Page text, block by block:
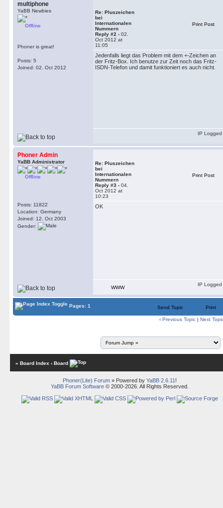
multiphone
YaBB Newbies
Offline
Phoner is great!
Posts: 5
Joined: 02. Oct 2012
Re: Pluszeichen
bei
Internationalen
Nummern
Reply #2 - 02.
Oct 2012 at
11:05
Print Post
Jedenfalls liegt das Problem mit dem +-Zeichen an
der Fritz-Box. Ich benutze zur Zeit noch das Fritz-
ISDN-Telefon und damit funktioniert es auch nicht.
IP Logged
Phoner Admin
YaBB Administrator
Offline
Posts: 11822
Location: Germany
Joined: 12. Oct 2003
Gender:
Re: Pluszeichen
bei
Internationalen
Nummern
Reply #3 - 04.
Oct 2012 at
10:23
Print Post
OK
WWW
IP Logged
Pages: 1 Send Topic Print
‹ Previous Topic | Next
« Board Index ‹ Board
Phoner(Lite) Forum» Powered by YaBB 2.6.11 !
YaBB Forum Software© 2000-2026. All Rights Reserved.